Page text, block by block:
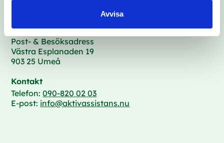
Avvisa
Post- & Besöksadress
Västra Esplanaden 19
903 25 Umeå
Kontakt
Telefon:090-820 02 03
E-post: info@aktivassistans.nu